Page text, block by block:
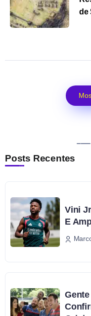
de
Posts Recentes
Vini
E